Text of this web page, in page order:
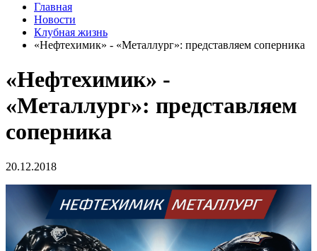
Главная
Новости
Клубная жизнь
«Нефтехимик» - «Металлург»: представляем соперника
«Нефтехимик» -
«Металлург»: представляем
соперника
20.12.2018